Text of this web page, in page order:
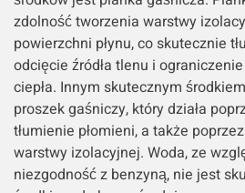
zdolność tworzenia warstwy
powierzchni płynu, co skutecznie
odcięcie źródła tlenu i
ciepła. Innym skutecznym
proszek gaśniczy, który działa
tłumienie płomieni, a także
warstwy izolacyjnej. Woda, ze
niezgodność z benzyną, nie jest